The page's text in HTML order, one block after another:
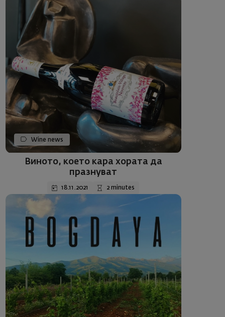
Wine news
Виното, което кара хората да
празнувaт
18.11.2021 2 minutes